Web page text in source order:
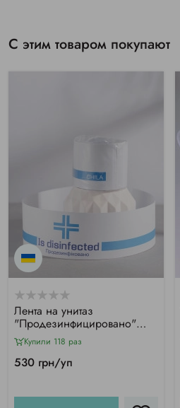
С этим товаром покупают
Лента на унитаз
"Продезинфицировано"
(1000 шт/уп)
Купили 118 раз
530 грн/уп